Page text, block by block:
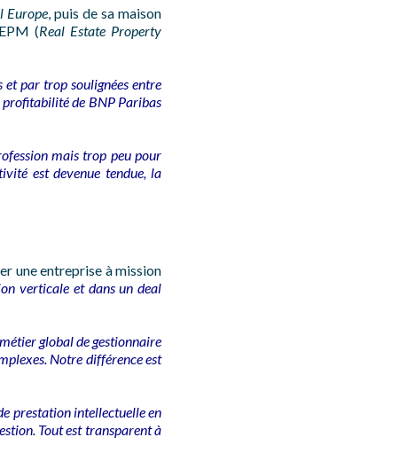
Europe, puis de sa maison
(Real Estate Property
et par trop soulignées entre
profitabilité de BNP Paribas
mais trop peu pour
est devenue tendue, la
une entreprise à mission
verticale et dans un deal
global de gestionnaire
Notre différence est
prestation intellectuelle en
Tout est transparent à